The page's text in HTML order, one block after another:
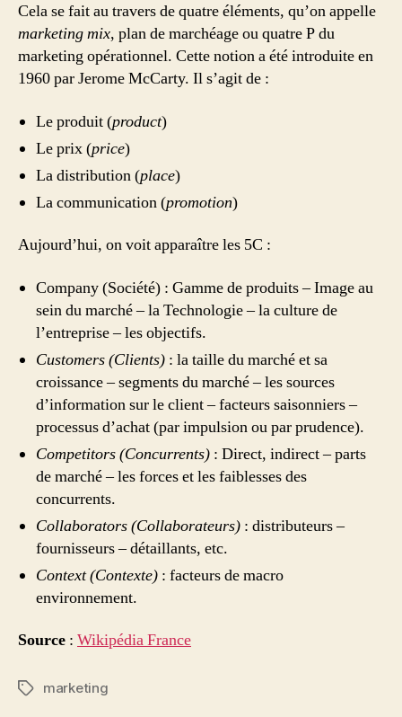
Cela se fait au travers de quatre éléments, qu’on appelle
marketing mix, plan de marchéage ou quatre P du
marketing opérationnel. Cette notion a été introduite en
1960 par Jerome McCarty. Il s’agit de :
Le produit (product)
Le prix (price)
La distribution (place)
La communication (promotion)
Aujourd’hui, on voit apparaître les 5C :
Company (Société) : Gamme de produits – Image au
sein du marché – la Technologie – la culture de
l’entreprise – les objectifs.
Customers (Clients) : la taille du marché et sa
croissance – segments du marché – les sources
d’information sur le client – facteurs saisonniers –
processus d’achat (par impulsion ou par prudence).
Competitors (Concurrents) : Direct, indirect – parts
de marché – les forces et les faiblesses des
concurrents.
Collaborators (Collaborateurs) : distributeurs –
fournisseurs – détaillants, etc.
Context (Contexte) : facteurs de macro
environnement.
Source : Wikipédia France
Étiquettes
marketing